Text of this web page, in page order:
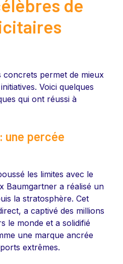
de
concrets permet de mieux
Voici quelques
qui ont réussi à
une percée
les limites avec le
Baumgartner a réalisé un
la stratosphère. Cet
a captivé des millions
le monde et a solidifié
une marque ancrée
extrêmes.